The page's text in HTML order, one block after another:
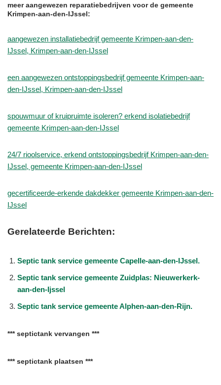
meer aangewezen reparatiebedrijven voor de gemeente
Krimpen-aan-den-IJssel:
aangewezen installatiebedrijf gemeente Krimpen-aan-den-
IJssel, Krimpen-aan-den-IJssel
een aangewezen ontstoppingsbedrijf gemeente Krimpen-aan-
den-IJssel, Krimpen-aan-den-IJssel
spouwmuur of kruipruimte isoleren? erkend isolatiebedrijf
gemeente Krimpen-aan-den-IJssel
24/7 rioolservice, erkend ontstoppingsbedrijf Krimpen-aan-den-
IJssel, gemeente Krimpen-aan-den-IJssel
gecertificeerde-erkende dakdekker gemeente Krimpen-aan-den-
IJssel
Gerelateerde Berichten:
Septic tank service gemeente Capelle-aan-den-IJssel.
Septic tank service gemeente Zuidplas: Nieuwerkerk-
aan-den-Ijssel
Septic tank service gemeente Alphen-aan-den-Rijn.
*** septictank vervangen ***
*** septictank plaatsen ***